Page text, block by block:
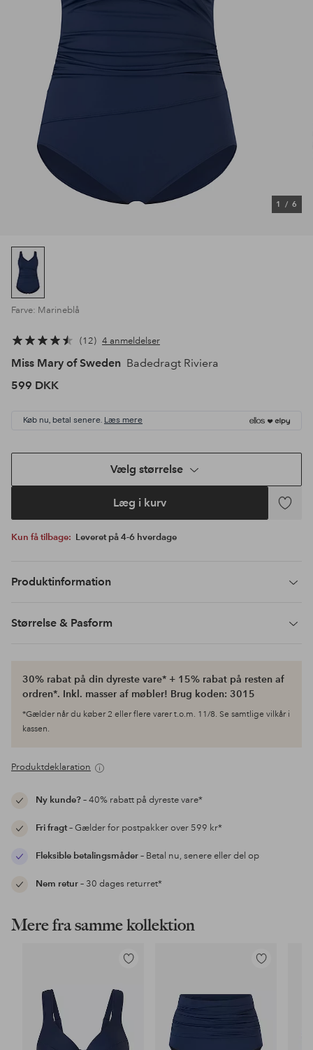
1 / 6
Farve: Marineblå
12 4 anmeldelser
Miss Mary of Sweden Badedragt Riviera
599 DKK
Køb nu, betal senere. Læs mere
Vælg størrelse
Læg i kurv
Tilføj
Kun få tilbage: Leveret på 4-6 hverdage
Produktinformation
Størrelse & Pasform
30% rabat på din dyreste vare* + 15% rabat på resten af
ordren*. Inkl. masser af møbler! Brug koden: 3015
*Gælder når du køber 2 eller flere varer t.o.m. 11/8. Se samtlige vilkår i
kassen.
Produktdeklaration
Ny kunde?– 40% rabatt på dyreste vare*
Fri fragt– Gælder for postpakker over 599 kr*
Fleksible betalingsmåder– Betal nu, senere eller del op
Nem retur– 30 dages returret*
Mere fra samme kollektion
Tilføj
favoritter
Tilføj